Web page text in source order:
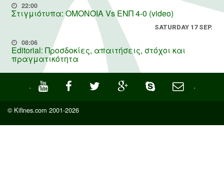
22:00
Στιγμιότυπα: ΟΜΟΝΟΙΑ Vs ΕΝΠ 4-0 (video)
SATURDAY 17 SEP.
08:06
Editorial: Προσδοκίες, απαιτήσεις, στόχοι και
πραγματικότητα
· ·
© Kifines.com 2001-2026